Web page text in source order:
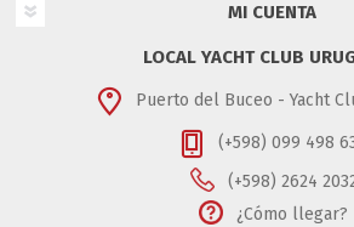
MI CUENTA
LOCAL YACHT CLUB
Puerto del Buceo - Yacht
(+598) 099 498
(+598) 2624
¿Cómo llegar?